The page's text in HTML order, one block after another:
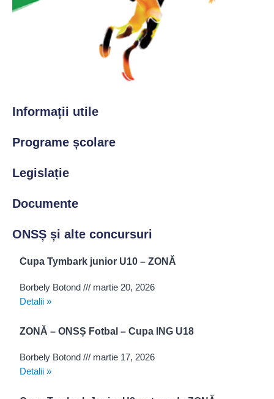
Informații utile
Programe școlare
Legislație
Documente
ONSȘ și alte concursuri
Cupa Tymbark junior U10 – ZONĂ
Borbely Botond
martie 20, 2026
Detalii »
ZONĂ – ONSȘ Fotbal – Cupa ING U18
Borbely Botond
martie 17, 2026
Detalii »